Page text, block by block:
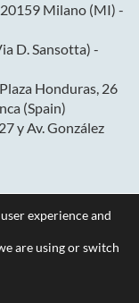
20159 Milano (MI) -
D. Sansotta) -
Honduras, 26
(Spain)
y Av. González
experience and
are using or switch